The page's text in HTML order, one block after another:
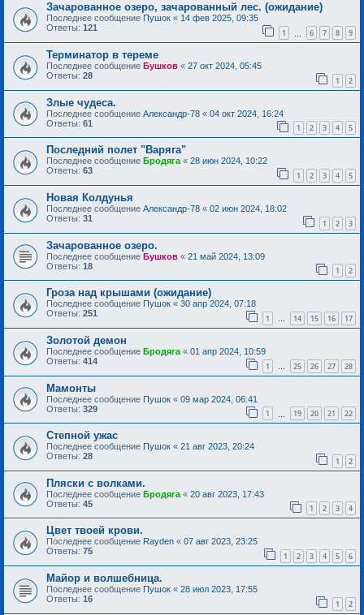
Зачарованное озеро, зачарованный лес. (ожидание)
Последнее сообщение Пушок « 14 фев 2025, 09:35
Ответы: 121 1 6 7 8 9
Терминатор в тереме
Последнее сообщение Бушков « 27 окт 2024, 05:45
Ответы: 28 1 2
Злые чудеса.
Последнее сообщение Александр-78 « 04 окт 2024, 16:24
Ответы: 61 1 2 3 4 5
Последний полет "Варяга"
Последнее сообщение Бродяга « 28 июн 2024, 10:22
Ответы: 63 1 2 3 4 5
Новая Колдунья
Последнее сообщение Александр-78 « 02 июн 2024, 18:02
Ответы: 31 1 2 3
Зачарованное озеро.
Последнее сообщение Бушков « 21 май 2024, 13:09
Ответы: 18 1 2
Гроза над крышами (ожидание)
Последнее сообщение Пушок « 30 апр 2024, 07:18
Ответы: 251 1 … 14 15 16 17
Золотой демон
Последнее сообщение Бродяга « 01 апр 2024, 10:59
Ответы: 414 1 25 26 27 28
Мамонты
Последнее сообщение Пушок « 09 мар 2024, 06:41
Ответы: 329 1 19 20 21 22
Степной ужас
Последнее сообщение Пушок « 21 авг 2023, 20:24
Ответы: 28 1 2
Пляски с волками.
Последнее сообщение Бродяга « 20 авг 2023, 17:43
Ответы: 45 1 2 3 4
Цвет твоей крови.
Последнее сообщение Rayden « 07 авг 2023, 23:25
Ответы: 75 1 2 3 4 5 6
Майор и волшебница.
Последнее сообщение Пушок « 28 июл 2023, 17:55
Ответы: 16 1 2